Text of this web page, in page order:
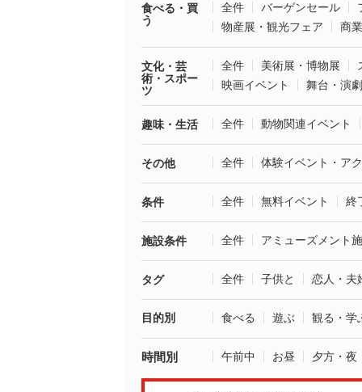
食べる・買
う
全件 バーゲンセール
物産展・観光フェア
商
文化・芸
術・スポー
ツ
全件 美術展・博物展
映画イベント
舞台・演劇
趣味・生活 全件 動物関連イベント
その他 全件 体験イベント・ア
条件 全件 無料イベント 終
施設条件 全件 アミューズメント
タグ 全件 子供と 恋人・夫
目的別 食べる 遊ぶ 観る・学
時間別 午前中 お昼 夕方・夜